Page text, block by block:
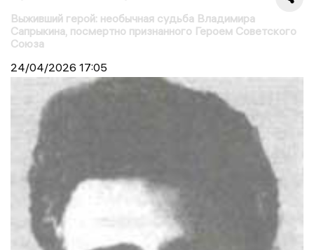
Выживший герой: необычная судьба Владимира
Сапрыкина, посмертно признанного Героем Советского
Союза
24/04/2026 17:05